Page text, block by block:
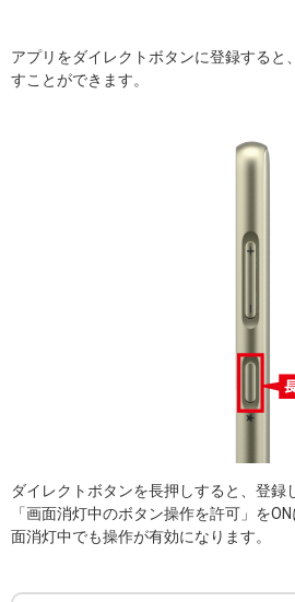
アプリをダイレクトボタンに登録すると
すことができます。
ダイレクトボタンを長押しすると、登録
「画面消灯中のボタン操作を許可」を
面消灯中でも操作が有効になります。